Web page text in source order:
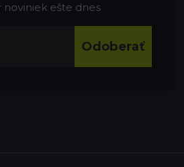
noviniek ešte dnes
Odoberať